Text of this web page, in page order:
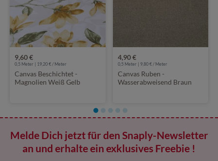
9,60 €
0,5 Meter | 19,20 € / Meter
Canvas Beschichtet -
Magnolien Weiß Gelb
4,90 €
0,5 Meter | 9,80 € / Meter
Canvas Ruben -
Wasserabweisend Braun
Melde Dich jetzt für den Snaply-Newsletter
an und erhalte ein exklusives Freebie !